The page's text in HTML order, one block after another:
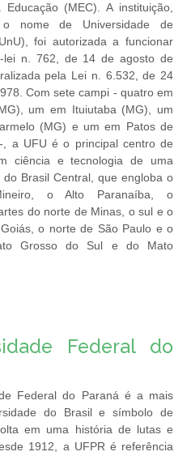
Educação (MEC). A instituição,
nome de Universidade de
foi autorizada a funcionar
lei n. 762, de 14 de agosto de
pela Lei n. 6.532, de 24
Com sete campi - quatro em
um em Ituiutaba (MG), um
(MG) e um em Patos de
, a UFU é o principal centro de
ciência e tecnologia de uma
do Brasil Central, que engloba o
o Alto Paranaíba, o
do norte de Minas, o sul e o
o norte de São Paulo e o
Grosso do Sul e do Mato
Federal do
Federal do Paraná é a mais
do Brasil e símbolo de
em uma história de lutas e
1912, a UFPR é referência